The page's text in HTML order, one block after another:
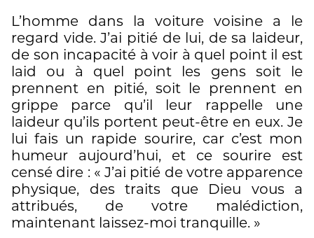
L’homme dans la voiture voisine a le
regard vide. J’ai pitié de lui, de sa laideur,
de son incapacité à voir à quel point il est
laid ou à quel point les gens soit le
prennent en pitié, soit le prennent en
grippe parce qu’il leur rappelle une
laideur qu’ils portent peut-être en eux. Je
lui fais un rapide sourire, car c’est mon
humeur aujourd’hui, et ce sourire est
censé dire : « J’ai pitié de votre apparence
physique, des traits que Dieu vous a
attribués, de votre malédiction,
maintenant laissez-moi tranquille. »